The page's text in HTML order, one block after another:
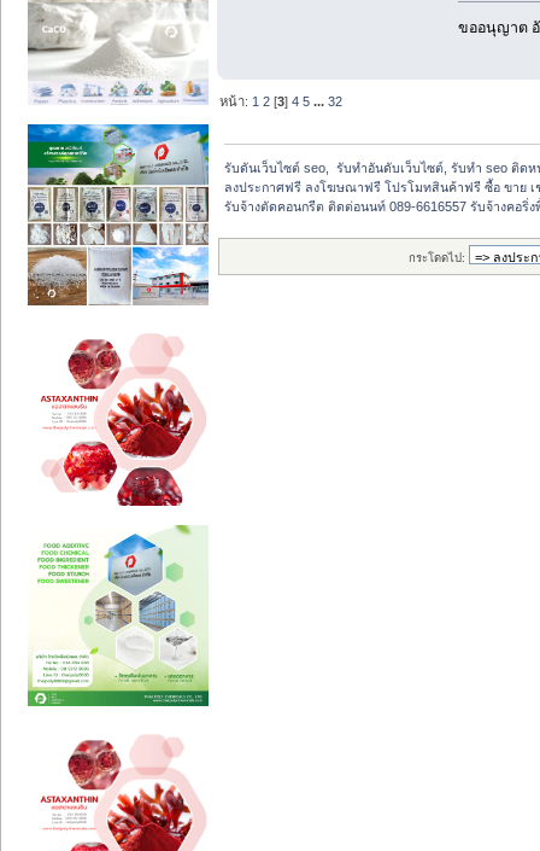
ขออนุญาต
หน้า: 1 2 [3]4 5 ...32
รับดันเว็บไซต์ seo,  รับทำอันดับเว็บไซต์, รับทำ seo ติดห
ลงประกาศฟรี ลงโฆษณาฟรี โปรโมทสินค้าฟรี ซื้อ ขาย เ
รับจ้างตัดคอนกรีต ติดต่อนนท์ 089-6616557 รับจ้างคอริ่
กระโดดไป: